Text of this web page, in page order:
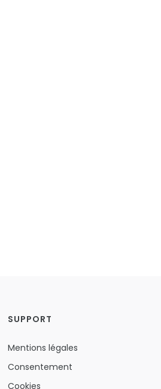
SUPPORT
Mentions légales
Consentement
Cookies